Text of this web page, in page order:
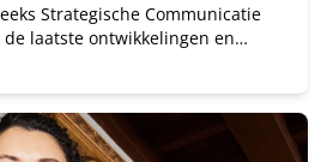
Strategische Communicatie
laatste ontwikkelingen en